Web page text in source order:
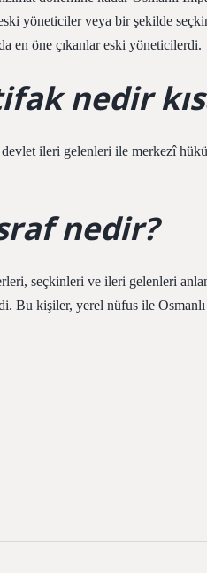
yöneticiler veya bir şekilde
en öne çıkanlar eski yöneticilerdi.
nedir
ileri gelenleri ile merkezî
nedir?
seçkinleri ve ileri gelenleri
Bu kişiler, yerel nüfus ile